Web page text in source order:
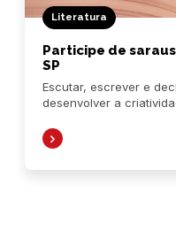
Literatura
Participe de
SP
Escutar, escrever e
desenvolver a